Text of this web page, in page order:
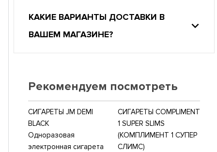
КАКИЕ ВАРИАНТЫ ДОСТАВКИ В
ВАШЕМ МАГАЗИНЕ?
Рекомендуем посмотреть
СИГАРЕТЫ JM DEMI
BLACK
Одноразовая
электронная сигарета
СИГАРЕТЫ COMPLIMENT
1 SUPER SLIMS
(КОМПЛИМЕНТ 1 СУПЕР
СЛИМС)